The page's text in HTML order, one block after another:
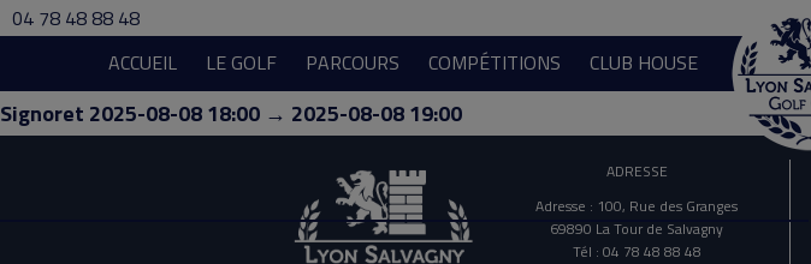
04 78 48 88 48
ACCUEIL
LE GOLF PARCOURS COMPÉTITIONS CLUB HOUSE
Signoret 2025-08-08 18:00 → 2025-08-08 19:00
ADRESSE
Adresse : 100, Rue des Granges
69890 La Tour de Salvagny
Tél : 04 78 48 88 48